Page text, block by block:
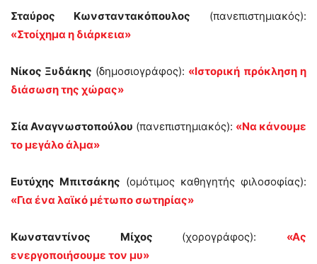
Σταύρος Κωνσταντακόπουλος (πανεπιστημιακός):
«Στοίχημα η διάρκεια»
Νίκος Ξυδάκης (δημοσιογράφος): «Ιστορική πρόκληση η
διάσωση της χώρας»
Σία Αναγνωστοπούλου (πανεπιστημιακός): «Να κάνουμε
το μεγάλο άλμα»
Ευτύχης Μπιτσάκης (ομότιμος καθηγητής φιλοσοφίας):
«Για ένα λαϊκό μέτωπο σωτηρίας»
Κωνσταντίνος Μίχος (χορογράφος): «Ας
ενεργοποιήσουμε τον μυ»